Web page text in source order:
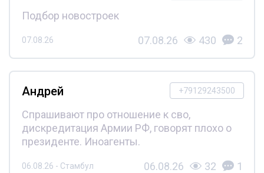
Подбор новостроек
07.08.26 07.08.26 430 2
+79129243500
Андрей
Спрашивают про отношение к сво,
дискредитация Армии РФ, говорят плохо о
президенте. Иноагенты.
06.08.26 - Стамбул 06.08.26 32 1